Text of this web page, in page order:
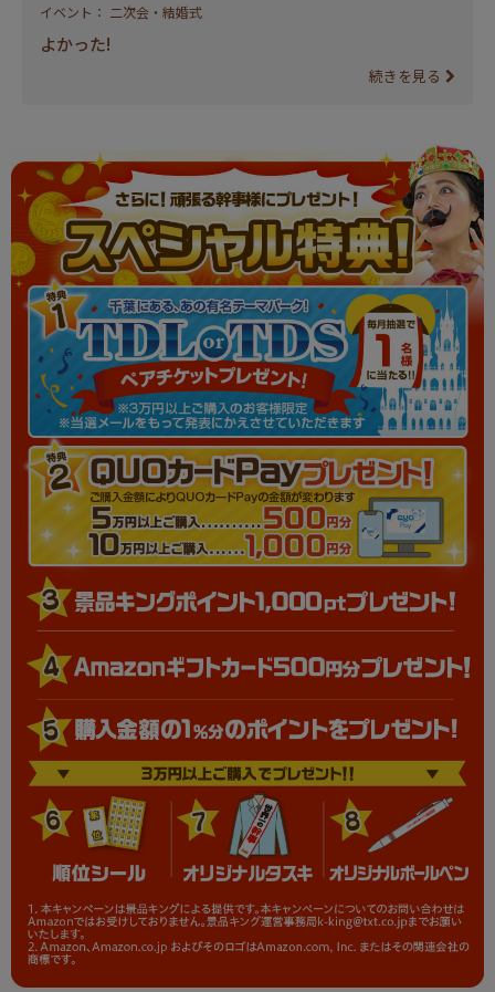
イベント： 二次会・結婚式
よかった!
続きを見る